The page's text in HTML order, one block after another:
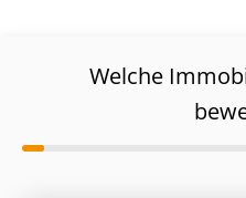
Welche